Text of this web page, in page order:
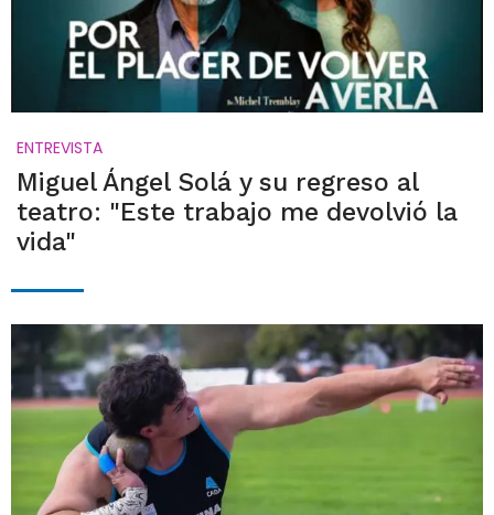
ENTREVISTA
Miguel Ángel Solá y su regreso al
teatro: "Este trabajo me devolvió la
vida"